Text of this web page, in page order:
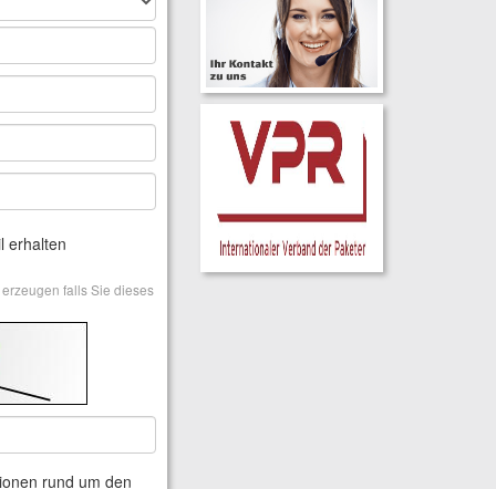
erhalten
falls Sie dieses
rund um den